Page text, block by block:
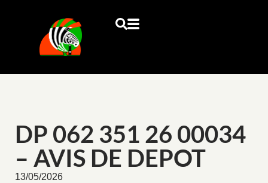
DP 062 351 26 00034
– AVIS DE DEPOT
13/05/2026